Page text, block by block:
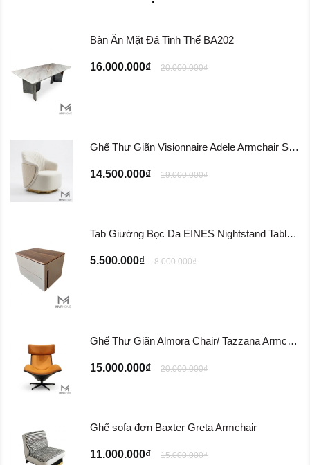
Bàn Ăn Mặt Đá Tinh Thể BA202
16.000.000₫ 20.000.000₫
Ghế Thư Giãn Visionnaire Adele Armchair SFD11
14.500.000₫ 19.000.000₫
Tab Giường Bọc Da EINES Nightstand Table TG122
5.500.000₫ 8.000.000₫
Ghế Thư Giãn Almora Chair/ Tazzana Armchair GTG11
15.000.000₫ 20.000.000₫
Ghế sofa đơn Baxter Greta Armchair
11.000.000₫ 15.000.000₫